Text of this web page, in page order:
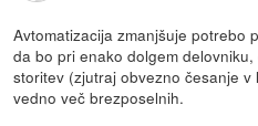
Avtomatizacija zmanjšuje potrebo
da bo pri enako dolgem
storitev (zjutraj obvezno česanje
vedno več brezposelnih.